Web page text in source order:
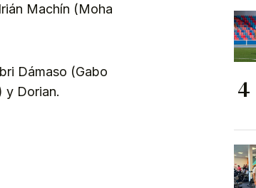
Machín (Moha
Dámaso (Gabo
y Dorian.